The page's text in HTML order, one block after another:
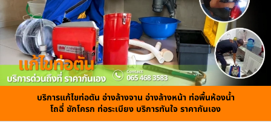
บริการแก้ไขท่อตัน อ่างล้างจาน อ่างล้างหน้า ท่อพื้นห้องน้ำ
โถฉี่ ชักโครก ท่อระเบียง บริการทันใจ ราคากันเอง